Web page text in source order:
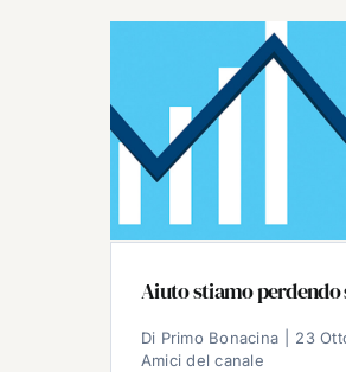
Aiuto stiamo perdendo
Di Primo Bonacina 23
Amici del canale